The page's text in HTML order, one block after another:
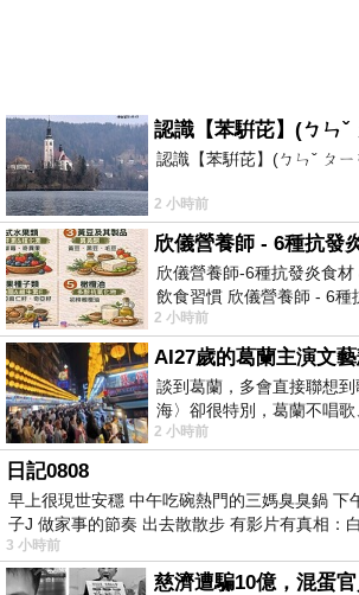
認識【苯騈芘】(ㄅㄣˇ
認識【苯騈芘】(ㄅㄣˇ ㄆㄧ
2 小時前
欣儀營養師-6種抗發炎食
飲食習慣 欣儀營養師 - 6種
https://www.facebook.com/
2 小時前
談到葛蘭，多會直接聯想
海〉卻很特別，葛蘭不唱
心演戲。拍攝期間，經常工
2 小時前
日記0808
早上很現世安穩 中午吃碗熱門的三媽臭臭鍋 下
子J 做家事的節奏 出去散散步 有影片有真相：
3 小時前
慈濟遭騙10億，混蛋